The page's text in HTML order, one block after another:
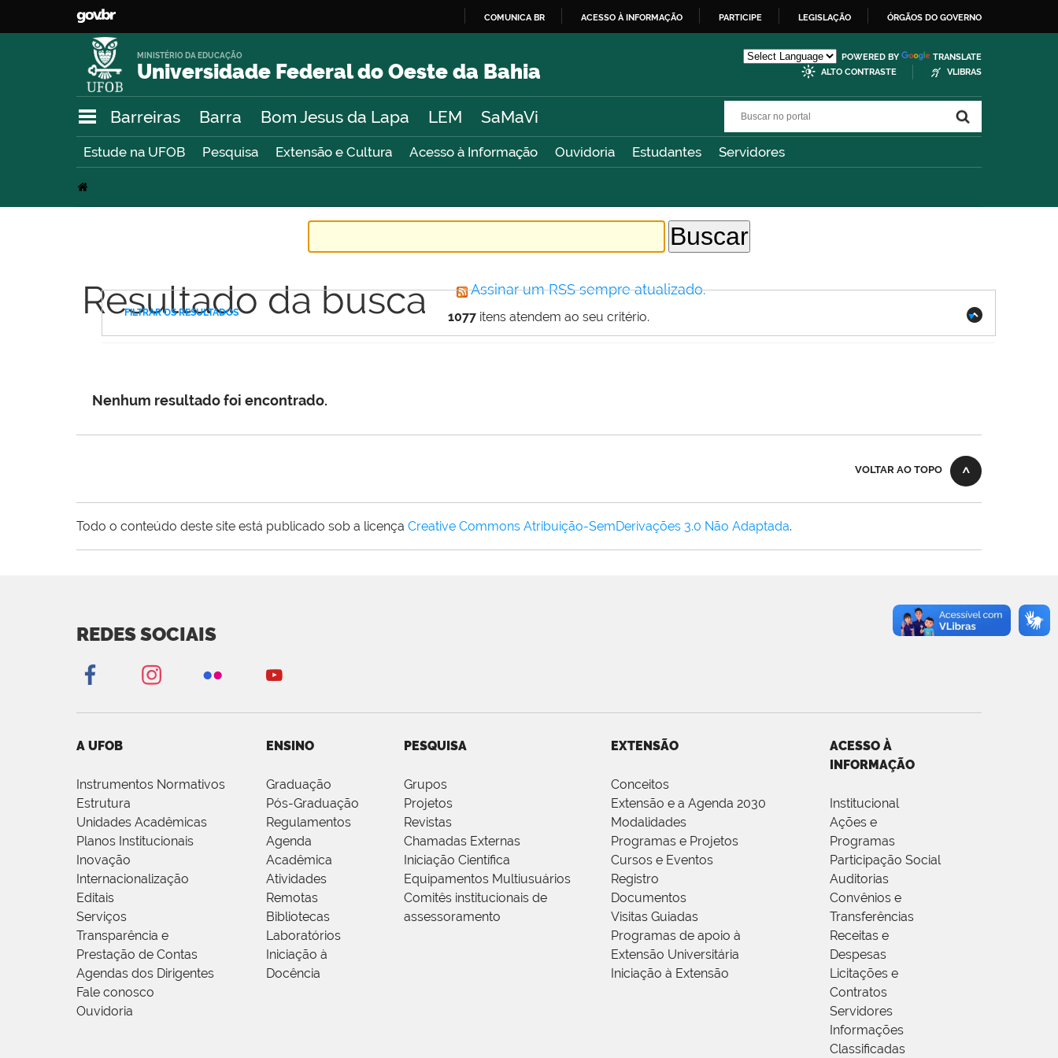
O
COMUNICA BR ACESSO À INFORMAÇÃO PARTICIPE LEGISLAÇÃO ÓRGÃOS DO GOVERNO
Universidade Federal do Oeste da Bahia
MINISTÉRIO DA EDUCAÇÃO POWERED BY
TRANSLATE
ALTO CONTRASTE
VLIBRAS
Barreiras Barra Bom Jesus da Lapa LEM SaMaVi
Estude na UFOB Pesquisa Extensão e Cultura Acesso à Informação Ouvidoria Estudantes Servidores
Resultado da busca Assinar um RSS sempre atualizado.
1077 itens atendem ao seu critério.
FILTRAR OS RESULTADOS
Nenhum resultado foi encontrado.
VOLTAR AO TOPO
Todo o conteúdo deste site está publicado sob a licença Creative Commons Atribuição-SemDerivações 3.0 Não Adaptada.
REDES SOCIAIS
A UFOB
Instrumentos Normativos
Estrutura
Unidades Acadêmicas
Planos Institucionais
Inovação
Internacionalização
Editais
Serviços
Transparência e
Prestação de Contas
Agendas dos Dirigentes
Fale conosco
Ouvidoria
ENSINO
Graduação
Pós-Graduação
Regulamentos
Agenda
Acadêmica
Atividades
Remotas
Bibliotecas
Laboratórios
Iniciação à
Docência
PESQUISA
Grupos
Projetos
Revistas
Chamadas Externas
Iniciação Científica
Equipamentos Multiusuários
Comitês institucionais de
assessoramento
EXTENSÃO
Conceitos
Extensão e a Agenda 2030
Modalidades
Programas e Projetos
Cursos e Eventos
Registro
Documentos
Visitas Guiadas
Programas de apoio à
Extensão Universitária
Iniciação à Extensão
ACESSO À
INFORMAÇÃO
Institucional
Ações e
Programas
Participação Social
Auditorias
Convênios e
Transferências
Receitas e
Despesas
Licitações e
Contratos
Servidores
Informações
Classificadas